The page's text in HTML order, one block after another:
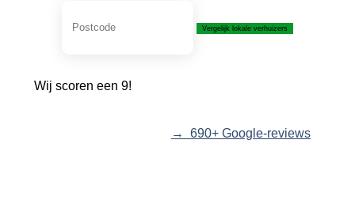
Vergelijk lokale verhuizers
Wij scoren een 9!
→ 690+ Google-reviews